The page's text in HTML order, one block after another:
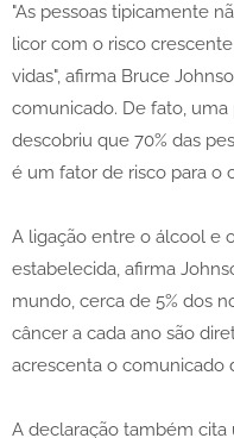
"As pessoas tipicamente
licor com o risco
vidas", afirma Bruce
comunicado. De fato,
descobriu que 70% das
é um fator de risco para o
A ligação entre o álcool e
estabelecida, afirma
mundo, cerca de 5% dos
câncer a cada ano são
acrescenta o comunicado
A declaração também